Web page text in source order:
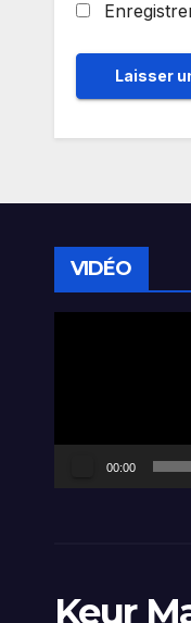
VIDÉO
00:00
Keur